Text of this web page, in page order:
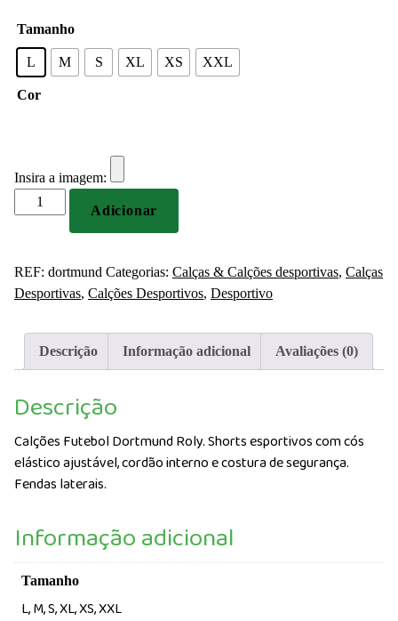
Tamanho
L M S XL XS XXL
Cor
Insira a imagem:
Quantidade
de
Roly
Adicionar
REF: dortmund Categorias: Calças & Calções desportivas, Calças
Desportivas, Calções Desportivos, Desportivo
Descrição Informação adicional Avaliações (0)
Descrição
Calções Futebol Dortmund Roly. Shorts esportivos com cós
elástico ajustável, cordão interno e costura de segurança.
Fendas laterais.
Informação adicional
Tamanho
L, M, S, XL, XS, XXL